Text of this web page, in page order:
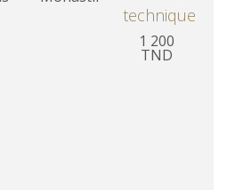
technique
1 200
TND